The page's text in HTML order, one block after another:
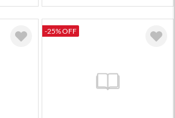
-25% OFF